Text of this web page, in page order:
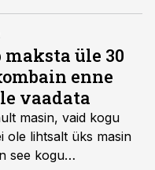
tootmisvõimsust
sektorisse
üle 30
enne
vaadata
masin, vaid kogu
ole lihtsalt üks masin
see kogu